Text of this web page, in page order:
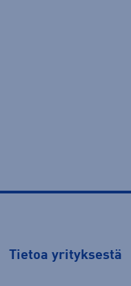
Tietoa yrityksestä